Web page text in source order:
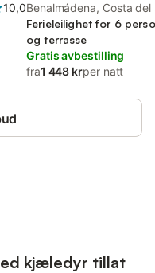
10,0Benalmádena, Costa del
Ferieleilighet for 6
og terrasse
Gratis avbestilling
fra1 448 krper natt
kjæledyr tillat